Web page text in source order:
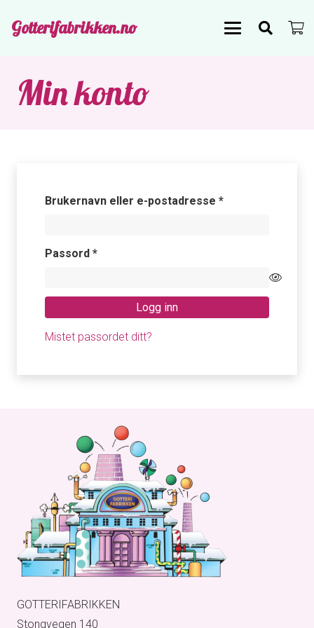
Gotterifabrikken.no
Min konto
Brukernavn eller e-postadresse *Påkrevd
Passord *Påkrevd
Logg inn
Mistet passordet ditt?
GOTTERIFABRIKKEN
Stongvegen 140